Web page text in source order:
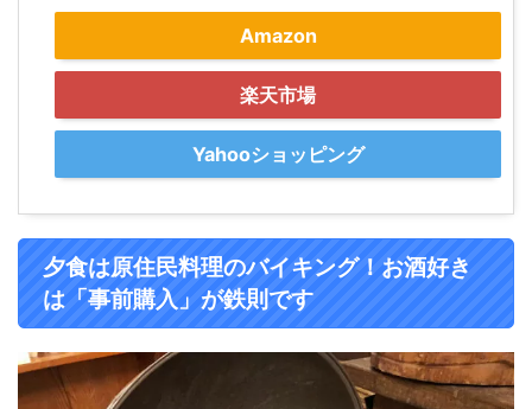
Amazon
楽天市場
Yahooショッピング
夕食は原住民料理のバイキング！お酒好き
は「事前購入」が鉄則です